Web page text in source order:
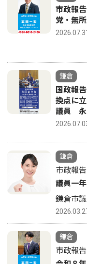
市政報
党・無
2026.07.31
鎌倉
国政報
換点に
議員 永
鎌倉
市政報告
議員一
鎌倉市
鎌倉
市政報告